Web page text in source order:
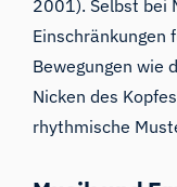
2001). Selbst bei
Einschränkungen
Bewegungen wie
Nicken des
rhythmische